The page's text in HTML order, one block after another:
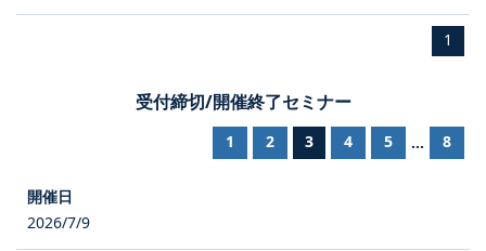
1
受付締切/開催終了セミナー
1 2 3 4 5 ... 8
2026/7/9